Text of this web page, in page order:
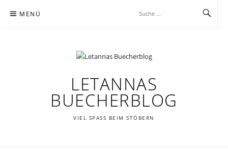
Inhalt MENÜ
LETANNAS
BUECHERBLOG
VIEL SPASS BEIM STÖBERN